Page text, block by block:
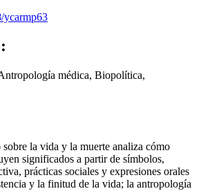
ycarmp63
médica, Biopolítica,
la vida y la muerte analiza cómo
significados a partir de símbolos,
prácticas sociales y expresiones orales
y la finitud de la vida; la antropología